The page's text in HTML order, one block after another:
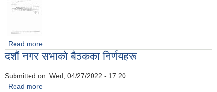
Read more
परियोजना स्वीकृतिसम्बन्धी सूचना
दशौं नगर सभाको बैठकका निर्णयहरू
Submitted on: Wed, 04/27/2022 - 17:20
Read more